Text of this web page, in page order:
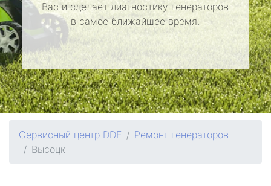
Вас и сделает диагностику генераторов
в самое ближайшее время.
Сервисный центр DDE
Ремонт генераторов
Высоцк